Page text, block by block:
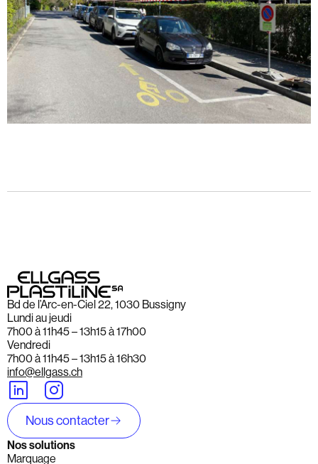
Bd de l’Arc-en-Ciel 22, 1030 Bussigny
Lundi au jeudi
7h00 à 11h45 – 13h15 à 17h00
Vendredi
7h00 à 11h45 – 13h15 à 16h30
info@ellgass.ch
Nos solutions
Marquage
Nous contacter